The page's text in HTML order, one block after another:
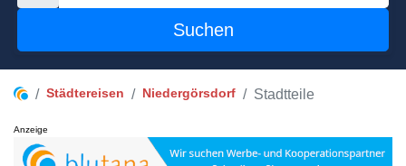
Suchen
Städtereisen Niedergörsdorf Stadtteile
Anzeige